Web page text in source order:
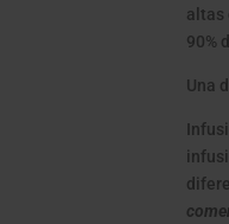
altas
90%
Una